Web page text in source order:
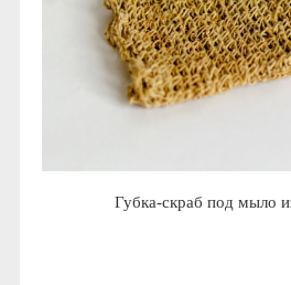
Губка-скраб под мыло